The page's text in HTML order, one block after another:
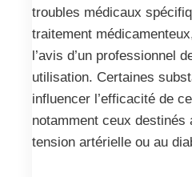
troubles médicaux
traitement
l’avis d’un professionnel
utilisation. Certaines
influencer l’efficacité de
notamment ceux destinés
tension artérielle ou au